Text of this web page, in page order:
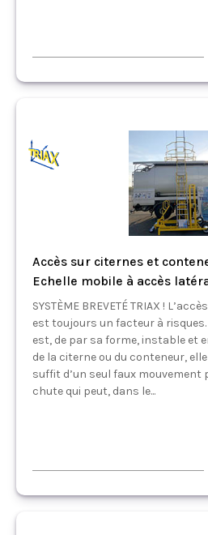
Accès sur citernes et
Echelle mobile à accès
SYSTÈME BREVETÉ TRIAX !
est toujours un facteur à
est, de par sa forme, instable et
de la citerne ou du conteneur,
suffit d’un seul faux mouvement
chute qui peut, dans le...